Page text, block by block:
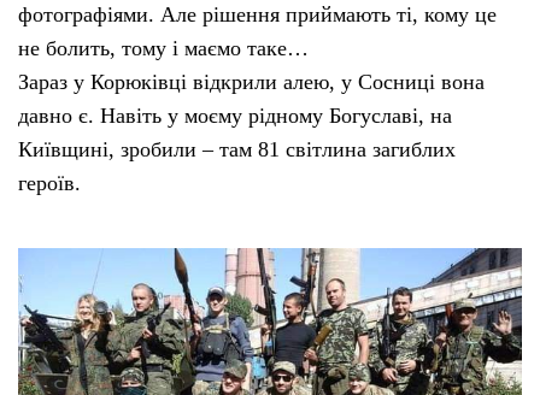
фотографіями. Але рішення приймають ті, кому це
не болить, тому і маємо таке…
Зараз у Корюківці відкрили алею, у Сосниці вона
давно є. Навіть у моєму рідному Богуславі, на
Київщині, зробили – там 81 світлина загиблих
героїв.